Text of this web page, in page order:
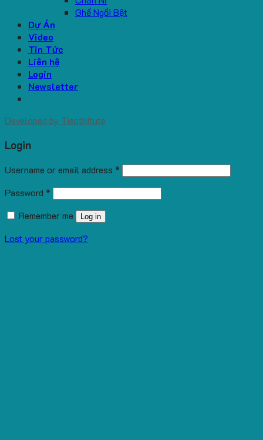
Ghế Ngồi Bệt
Dự Án
Video
Tin Tức
Liên hệ
Login
Newsletter
Developed by Tiepthitute
Login
Username or email address *
Password *
Remember me
Log in
Lost your password?